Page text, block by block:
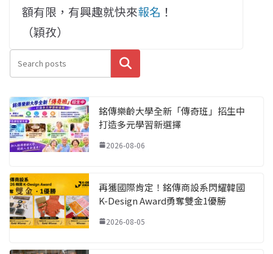
額有限，有興趣就快來報名 ！
（穎孜）
搜尋
銘傳樂齡大學全新「傳奇班」招生中
打造多元學習新選擇
2026-08-06
再獲國際肯定！銘傳商設系閃耀韓國
K-Design Award勇奪雙金1優勝
2026-08-05